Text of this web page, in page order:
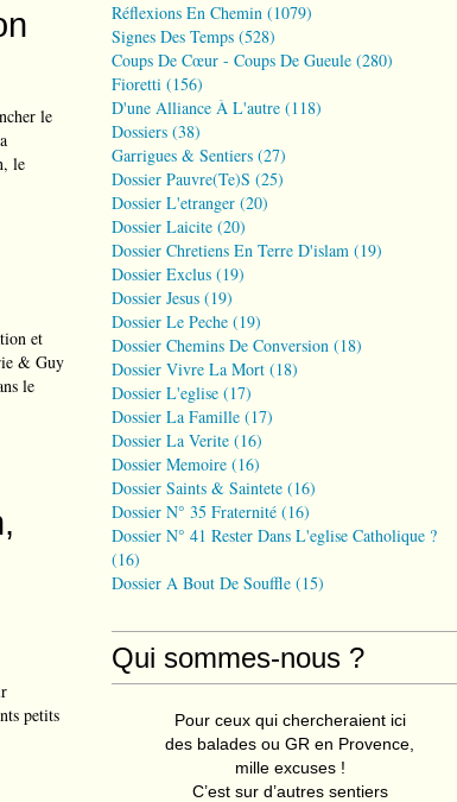
le
le
et
& Guy
le
petits
Réflexions En Chemin (1079)
Signes Des Temps (528)
Coups De Cœur - Coups De Gueule (280)
Fioretti (156)
D'une Alliance À L'autre (118)
Dossiers (38)
Garrigues & Sentiers (27)
Dossier Pauvre(te)s (25)
Dossier L'etranger (20)
Dossier Laicite (20)
Dossier Chretiens En Terre D'islam (19)
Dossier Exclus (19)
Dossier Jesus (19)
Dossier Le Peche (19)
Dossier Chemins De Conversion (18)
Dossier Vivre La Mort (18)
Dossier L'eglise (17)
Dossier La Famille (17)
Dossier La Verite (16)
Dossier Memoire (16)
Dossier Saints & Saintete (16)
Dossier N° 35 Fraternité (16)
Dossier N° 41 Rester Dans L'eglise Catholique ?
(16)
Dossier A Bout De Souffle (15)
Qui sommes-nous ?
Pour ceux qui chercheraient ici
des balades ou GR en Provence,
mille excuses !
C’est sur d’autres sentiers